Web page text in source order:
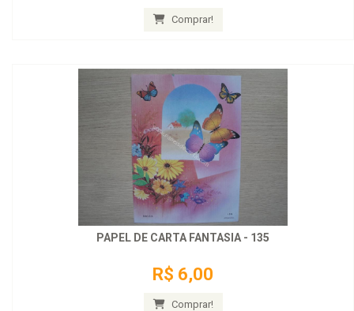
Comprar!
PAPEL DE CARTA FANTASIA - 135
R$ 6,00
Comprar!